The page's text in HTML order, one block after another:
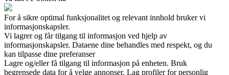
For å sikre optimal funksjonalitet og relevant innhold bruker vi
informasjonskapsler.
Vi lagrer og får tilgang til informasjon ved hjelp av
informasjonskapsler. Dataene dine behandles med respekt, og du
kan tilpasse dine preferanser
Lagre og/eller få tilgang til informasjon på enheten. Bruk
begrensede data for å velge annonser. Lag profiler for personlig